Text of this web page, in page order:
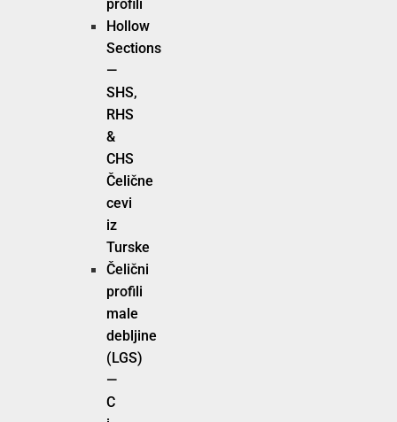
profili
Hollow
Sections
—
SHS,
RHS
&
CHS
Čelične
cevi
iz
Turske
Čelični
profili
male
debljine
(LGS)
—
C